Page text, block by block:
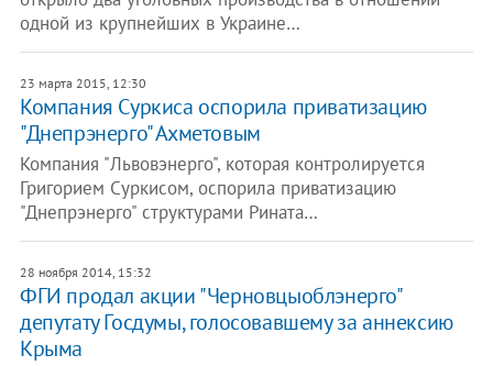
одной из крупнейших в Украине…
23 марта 2015, 12:30
Компания Суркиса оспорила приватизацию
"Днепрэнерго" Ахметовым
Компания "Львовэнерго", которая контролируется
Григорием Суркисом, оспорила приватизацию
"Днепрэнерго" структурами Рината…
28 ноября 2014, 15:32
ФГИ продал акции "Черновцыоблэнерго"
депутату Госдумы, голосовавшему за аннексию
Крыма